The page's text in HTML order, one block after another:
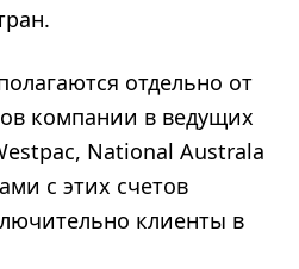
отдельно от
компании в ведущих
National Australa
с этих счетов
клиенты в